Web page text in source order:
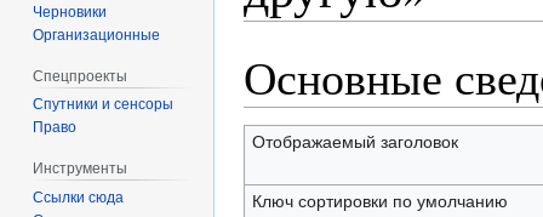
к
навигации
к
поиску
Основные
Отображаемый заголовок
Ключ сортировки по умолчанию
Черновики
Организационные
Спецпроекты
Спутники и сенсоры
Право
Инструменты
Ссылки сюда